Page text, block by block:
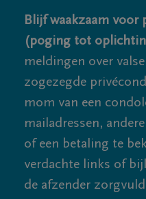
Blijf waakzaam voor
(poging tot
meldingen over
zogezegde
mom van een
mailadressen,
of een betaling te
verdachte links of
de afzender